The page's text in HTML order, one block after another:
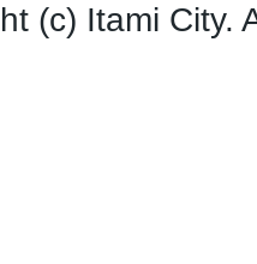
(c) Itami City.